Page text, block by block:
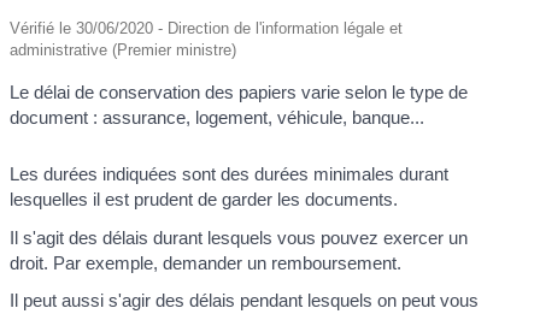
Vérifié le 30/06/2020 - Direction de l'information légale et
administrative (Premier ministre)
Le délai de conservation des papiers varie selon le type de
document : assurance, logement, véhicule, banque...
Les durées indiquées sont des durées minimales durant
lesquelles il est prudent de garder les documents.
Il s'agit des délais durant lesquels vous pouvez exercer un
droit. Par exemple, demander un remboursement.
Il peut aussi s'agir des délais pendant lesquels on peut vous